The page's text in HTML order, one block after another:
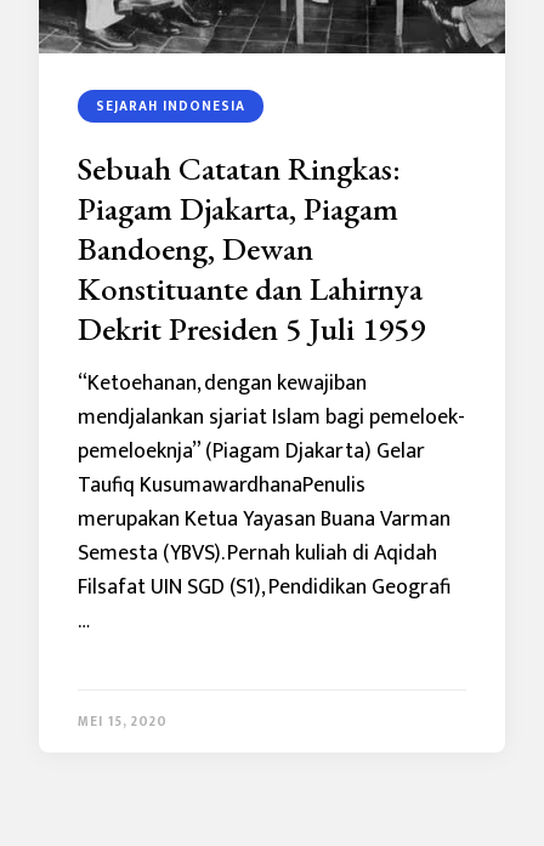
SEJARAH INDONESIA
Sebuah Catatan Ringkas:
Piagam Djakarta, Piagam
Bandoeng, Dewan
Konstituante dan Lahirnya
Dekrit Presiden 5 Juli 1959
“Ketoehanan, dengan kewajiban
mendjalankan sjariat Islam bagi pemeloek-
pemeloeknja” (Piagam Djakarta) Gelar
Taufiq KusumawardhanaPenulis
merupakan Ketua Yayasan Buana Varman
Semesta (YBVS). Pernah kuliah di Aqidah
Filsafat UIN SGD (S1), Pendidikan Geografi
…
MEI 15, 2020